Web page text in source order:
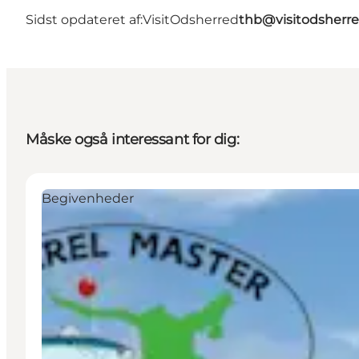
Sidst opdateret af:VisitOdsherred
Måske også interessant for dig:
Begivenheder